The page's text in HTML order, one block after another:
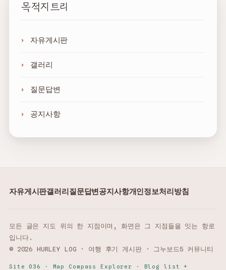
목적지 트리
자유게시판
갤러리
질문답변
공지사항
자유게시판갤러리질문답변공지사항개인정보처리방침
모든 글은 지도 위의 한 지점이며, 화면은 그 지점들을 잇는 항로
입니다.
© 2026 HURLEY LOG · 여행 후기 게시판 · 그누보드5 커뮤니티
Site 036 · Map Compass Explorer · Blog list +